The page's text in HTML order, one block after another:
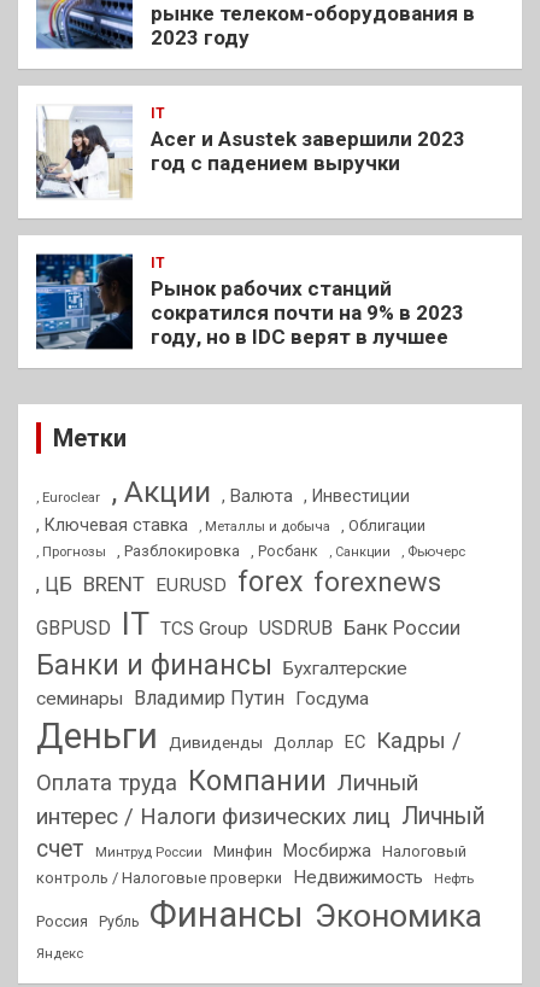
рынке телеком-оборудования в
2023 году
IT
Acer и Asustek завершили 2023
год с падением выручки
IT
Рынок рабочих станций
сократился почти на 9% в 2023
году, но в IDC верят в лучшее
Метки
, Euroclear , Акции , Валюта , Инвестиции
, Ключевая ставка
, Металлы и добыча , Облигации
, Прогнозы , Разблокировка , Росбанк , Санкции , Фьючерс
, ЦБ BRENT EURUSD forex forexnews
GBPUSD IT TCS Group USDRUB Банк России
Банки и финансы
Бухгалтерские
семинары
Владимир Путин Госдума
Деньги Дивиденды Доллар ЕС
Кадры /
Оплата труда Компании Личный
интерес / Налоги физических лиц Личный
счет
Минтруд России Минфин Мосбиржа Налоговый
контроль / Налоговые проверки
Недвижимость Нефть
Россия Рубль Финансы Экономика
Яндекс